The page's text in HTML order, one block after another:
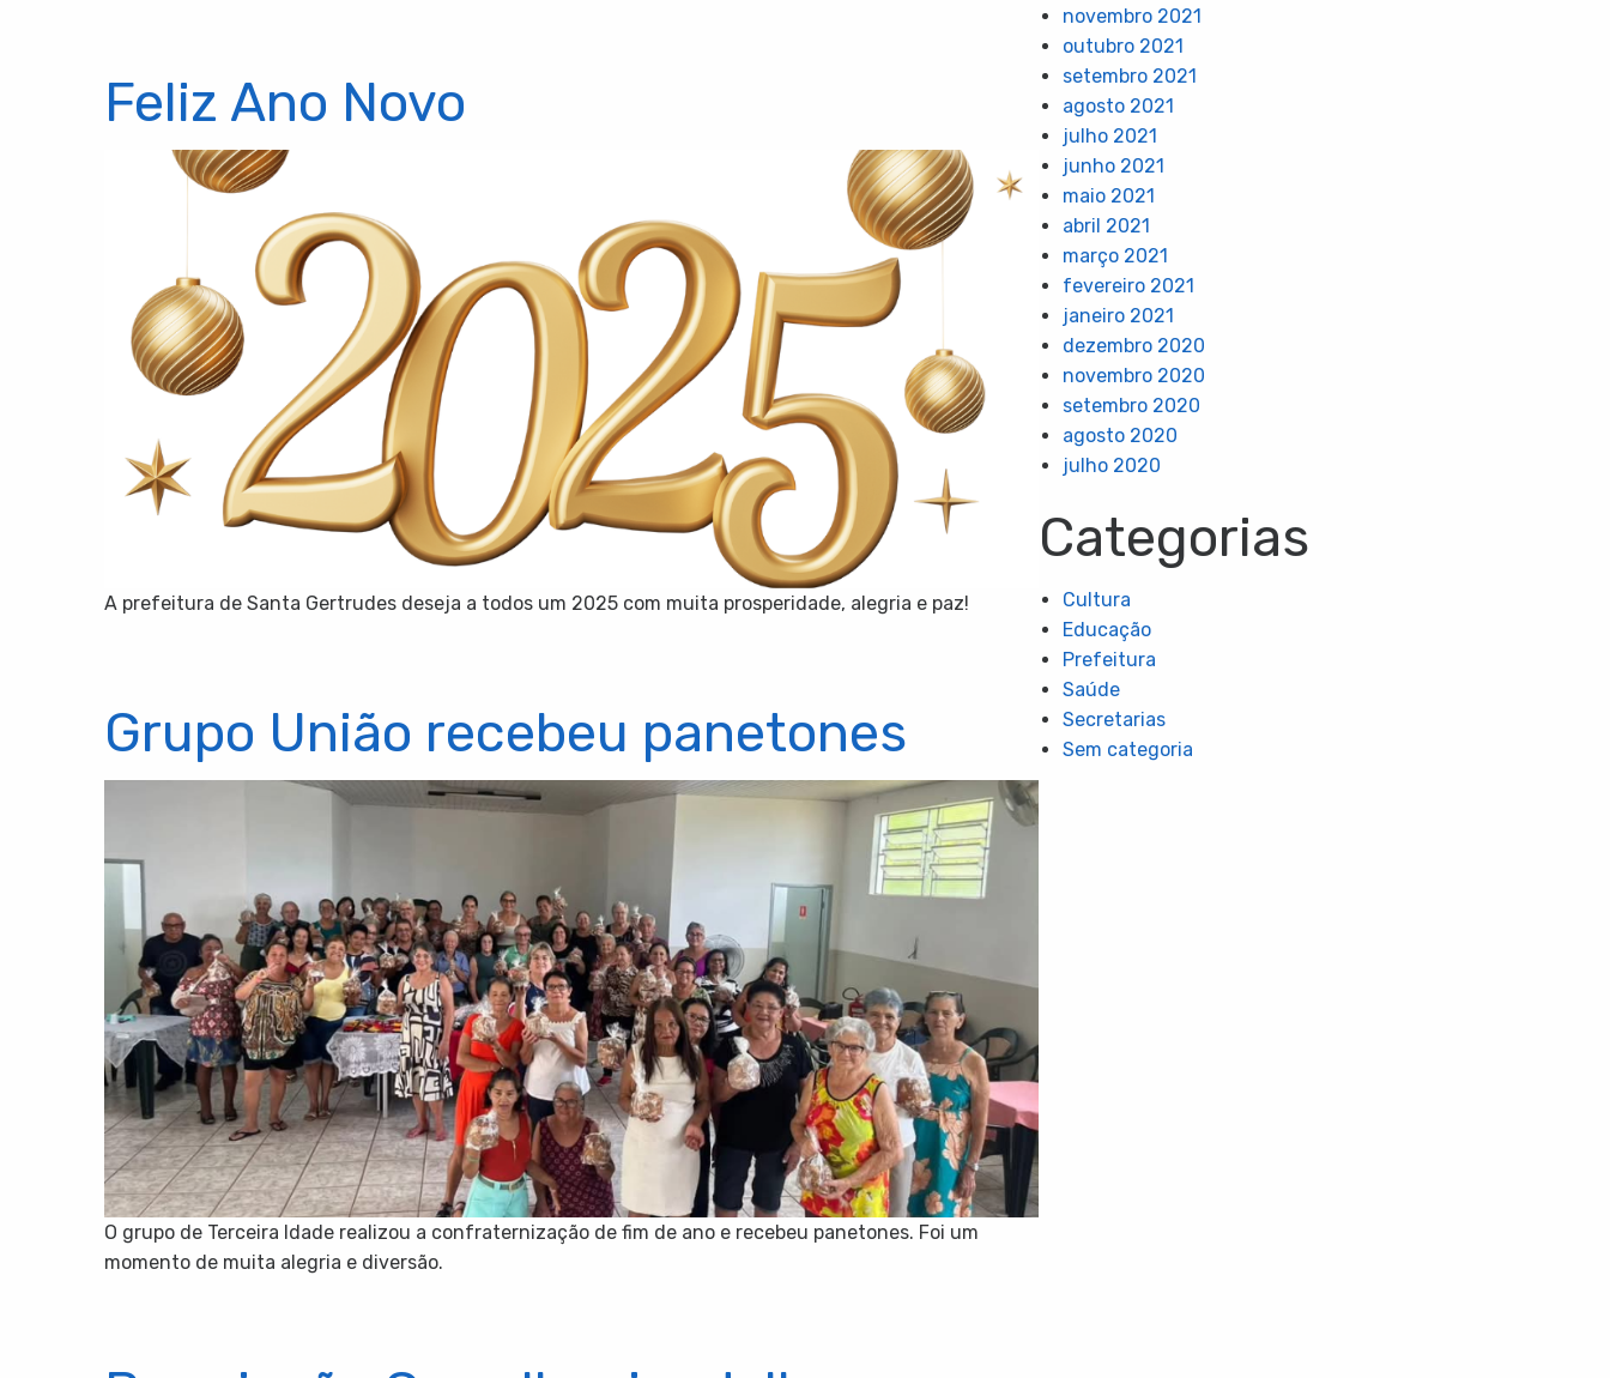
Feliz Ano Novo
A prefeitura de Santa Gertrudes deseja a todos um 2025 com muita prosperidade, alegria e paz!
Grupo União recebeu panetones
O grupo de Terceira Idade realizou a confraternização de fim de ano e recebeu panetones. Foi um
momento de muita alegria e diversão.
novembro 2021
outubro 2021
setembro 2021
agosto 2021
julho 2021
junho 2021
maio 2021
abril 2021
março 2021
fevereiro 2021
janeiro 2021
dezembro 2020
novembro 2020
setembro 2020
agosto 2020
julho 2020
Categorias
Cultura
Educação
Prefeitura
Saúde
Secretarias
Sem categoria